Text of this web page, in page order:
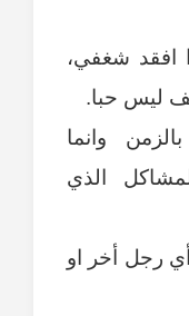
افقد شغفي،
ليس حبا.
وانما
الذي
رجل أخر او